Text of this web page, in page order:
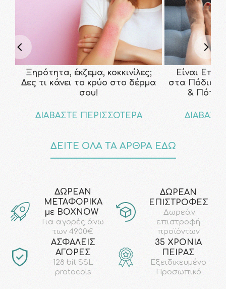
Ξηρότητα, έκζεμα, κοκκινίλες;
Δες τι κάνει το κρύο στο δέρμα
σου!
ΔΙΑΒΑΣΤΕ ΠΕΡΙΣΣΟΤΕΡΑ
Είναι
στα Πόδια;
& Πότε
ΔΕΙΤΕ ΟΛΑ ΤΑ ΑΡΘΡΑ ΕΔΩ
ΔΩΡΕΑΝ
ΜΕΤΑΦΟΡΙΚΑ
με ΒΟΧΝΟW
Για αγορές άνω
των 49.00€
ΔΩΡΕΑΝ
ΕΠΙΣΤΡΟΦΕΣ
Δωρεάν
επιστροφή
προϊόντων
AΣΦΑΛΕΙΣ
ΑΓΟΡΕΣ
128 bit SSL
protocols
35 ΧΡΟΝΙΑ
ΠΕΙΡΑΣ
Εξειδικευμένο
Προσωπικό